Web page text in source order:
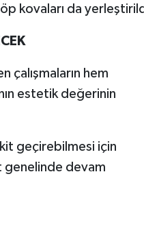
kovaları da
çalışmaların hem
estetik değerinin
geçirebilmesi için
genelinde devam